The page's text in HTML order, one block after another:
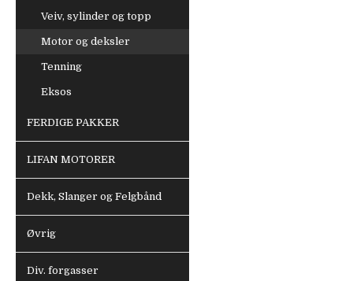
Veiv, sylinder og topp
Motor og deksler
Tenning
Eksos
FERDIGE PAKKER
LIFAN MOTORER
Dekk, Slanger og Felgbånd
Øvrig
Div. forgasser